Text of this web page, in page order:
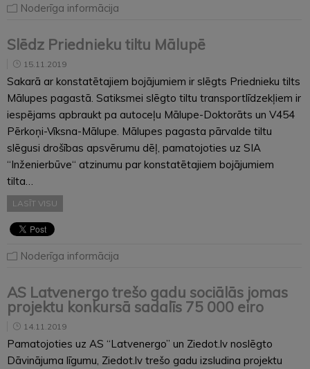
Noderīga informācija
Slēdz Priednieku tiltu Mālupē
15.11.2019
Sakarā ar konstatētajiem bojājumiem ir slēgts Priednieku tilts
Mālupes pagastā. Satiksmei slēgto tiltu transportlīdzekļiem ir
iespējams apbraukt pa autoceļu Mālupe-Doktorāts un V454
Pērkoņi-Vīksna-Mālupe. Mālupes pagasta pārvalde tiltu
slēgusi drošības apsvērumu dēļ, pamatojoties uz SIA
“Inženierbūve“ atzinumu par konstatētajiem bojājumiem
tilta…
LASĪT VISU
Noderīga informācija
AS Latvenergo trešo gadu sociālās jomas
projektu konkursā sadalīs 75 000 eiro
14.11.2019
Pamatojoties uz AS “Latvenergo” un Ziedot.lv noslēgto
Dāvinājuma līgumu, Ziedot.lv trešo gadu izsludina projektu